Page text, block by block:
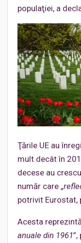
populaţiei, a
Ţările UE au
mult decât în
decese au
număr care „
potrivit Eurostat,
Acesta
anuale din 1961